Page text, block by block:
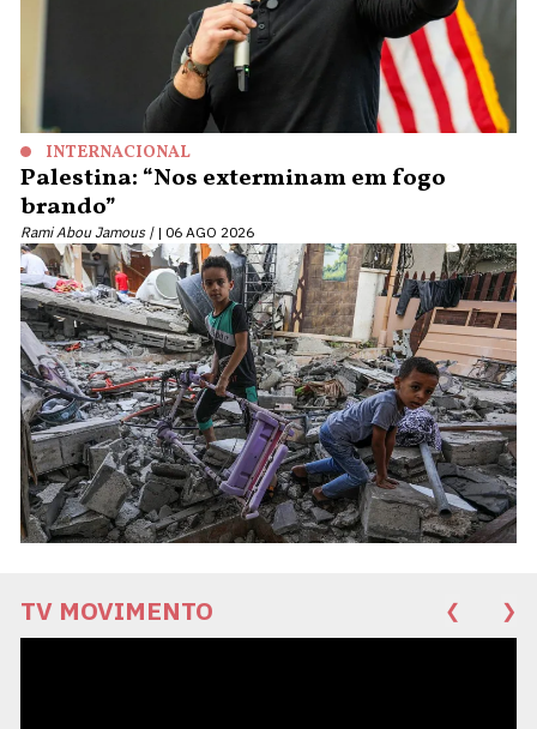
INTERNACIONAL
Palestina: “Nos exterminam em fogo
brando”
Rami Abou Jamous | 06 AGO 2026
TV MOVIMENTO ❮ ❯